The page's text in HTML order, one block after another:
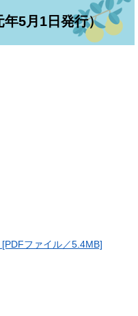
年5月1日発行）
ファイル／5.4MB]